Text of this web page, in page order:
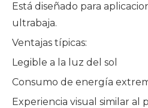
Está diseñado para
ultrabaja.
Ventajas típicas:
Legible a la luz del sol
Consumo de energía
Experiencia visual similar al